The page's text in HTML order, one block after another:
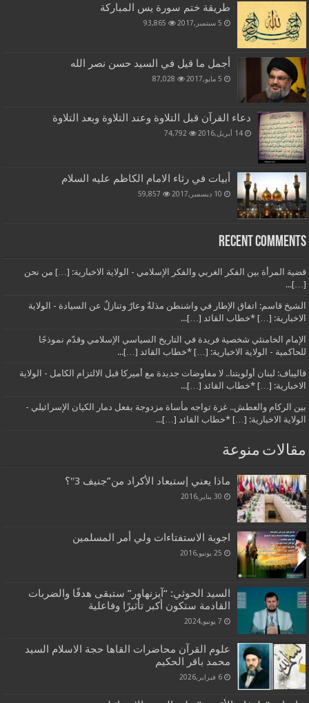
طريقة ختم سورة يس المباركة
5 سبتمبر,2017 93,865
أجمل ما قيل في السيد حسن نصر الله
5 مايو,2017 87,028
دعاء القرآن قبل التلاوة وعند التلاوة وبعد التلاوة
14 أبريل,2016 74,792
أبيات في رثاء الامام الكاظم عليه السلام
10 ديسمبر,2017 59,857
Recent Comments
قضية المرأة بين الفكر الغربي والفكر الإسلامي - الولاية الاخبارية: […] من نحن
[…]...
الشيخ قاسم: اتفاق الإطار في واشنطن مذلةٌ وعارٌ وتنازلٌ عن السيادة - الولاية
الاخبارية: […] *خطاب القائد […]...
الإمام الخامنئي شخصية فريدة في التاريخ السياسي الإسلامي وقدّم نموذجًا
للحاكمية - الولاية الاخبارية: […] *خطاب القائد […]...
قاليباف: لبنان أولويتنا.. لا مفاوضات جديدة مع أميركا قبل الالتزام الكامل - الولاية
الاخبارية: […] *خطاب القائد […]...
بين الركام والعطش.. غزة تواجه مأساة مزدوجة بفعل دمار الكيان الإسرائيلي -
الولاية الاخبارية: […] *خطاب القائد […]...
مقالات منوعة
ماذا يعني إستبعاد الأكراد من”جنيف 3″؟
30 يناير,2016
اجوبة الاستفتاءات ولي أمر المسلمين
25 يونيو,2016
السيد الحوثي: “آيزنهاور” ستبقى هدفًا والضربات
القادمة ستكون أكبر تأثيرًا وفاعلية
7 يونيو,2024
علوم القرآن محاضرات القاها حجة الاسلام السيد
محمد باقر الحكيم
6 فبراير,2026